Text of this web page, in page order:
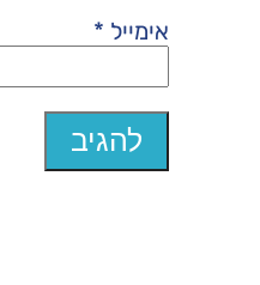
אימייל *